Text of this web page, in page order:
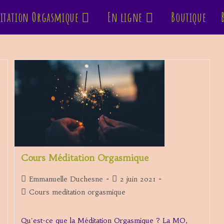
Orgasmique En ligne Boutique
Cours Méditation Orgasmique
Auteur/autrice
de
Emmanuelle Duchesne
Publication
publiée :
2 juin 2021
PostCours meditation orgasmique
Qu'est-ce que la Méditation Orgasmique ? La MO,